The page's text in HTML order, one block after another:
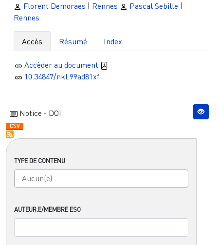
TYPE DE CONTENU
AUTEUR.E/MEMBRE ESO
Florent Demoraes | Rennes Pascal Sebille |
Rennes
Accès Résumé Index
Accèder au document
10.34847/nkl.99ad81xf
Notice - DOI